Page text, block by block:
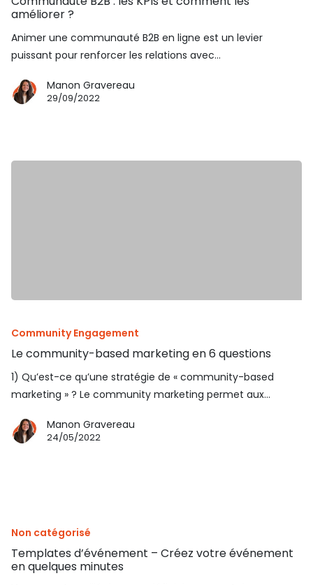
améliorer ?
​Animer une communauté B2B en ligne est un levier
puissant pour renforcer les relations avec…
Manon Gravereau
29/09/2022
Community Engagement
Le community-based marketing en 6 questions
1) Qu’est-ce qu’une stratégie de « community-based
marketing » ? Le community marketing permet aux…
Manon Gravereau
24/05/2022
Non catégorisé
Templates d’événement – Créez votre événement
en quelques minutes